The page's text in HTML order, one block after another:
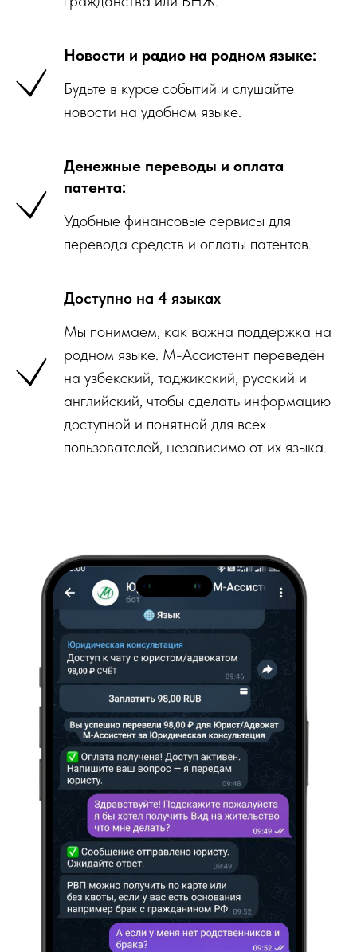
Новости и радио на родном языке:
Будьте в курсе событий и слушайте
новости на удобном языке.
Денежные переводы и оплата
патента:
Удобные финансовые сервисы для
перевода средств и оплаты патентов.
Доступно на 4 языках
Мы понимаем, как важна поддержка на
родном языке. М-Ассистент переведён
на узбекский, таджикский, русский и
английский, чтобы сделать информацию
доступной и понятной для всех
пользователей, независимо от их языка.